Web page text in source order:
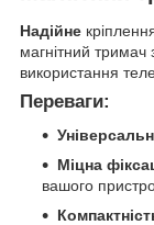
Надійне
магнітний тримач
використання
Переваги:
Міцна
вашого